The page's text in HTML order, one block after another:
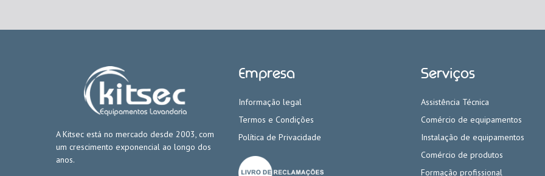
A Kitsec está no mercado desde 2003, com
um crescimento exponencial ao longo dos
anos.
Empresa
Informação legal
Termos e Condições
Política de Privacidade
Serviços
Assistência Técnica
Comércio de equipamentos
Instalação de equipamentos
Comércio de produtos
Formação profissional